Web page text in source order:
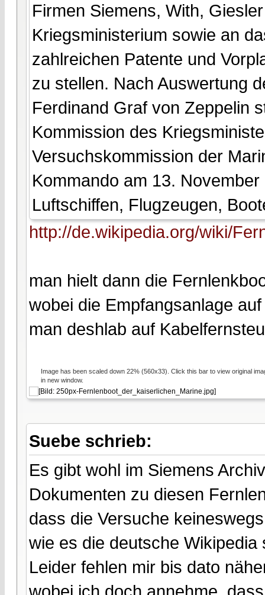
Firmen Siemens, With,
Kriegsministerium sowie an
zahlreichen Patente und
zu stellen. Nach Auswertung
Ferdinand Graf von Zeppelin
Kommission des
Versuchskommission der
Kommando am 13.
Luftschiffen, Flugzeugen,
http://de.wikipedia.org/wiki/
man hielt dann die
wobei die Empfangsanlage
man deshlab auf
Image has been scaled down 22% (560x33). Click this bar to view original
in new window.
Suebe schrieb:
Es gibt wohl im Siemens
Dokumenten zu diesen
dass die Versuche
wie es die deutsche Wikipedia
Leider fehlen mir bis dato